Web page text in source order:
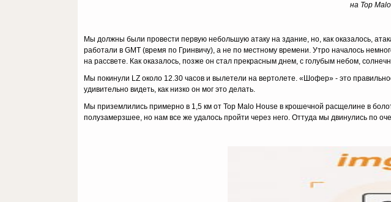
на Top
Мы должны были провести первую небольшую атаку на здание, но, как оказалось,
работали в GMT (время по Гринвичу), а не по местному времени. Утро началось
на рассвете. Как оказалось, позже он стал прекрасным днем, с голубым небом,
Мы покинули LZ около 12.30 часов и вылетели на вертолете. «Шофер» - это
удивительно видеть, как низко он мог это делать.
Мы приземлились примерно в 1,5 км от Top Malo House в крошечной расщелине в
полузамерзшее, но нам все же удалось пройти через него. Оттуда мы двинулись по